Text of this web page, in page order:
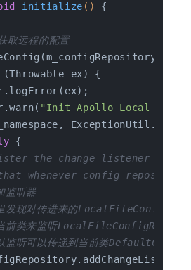
initialize ()
{
远程的配置
(Throwable ex) {
"Init Apollo Local
{
the change listener no
whenever config
听器
现对传进来的
类来监听
听可以传递到当前类DefaultConfig